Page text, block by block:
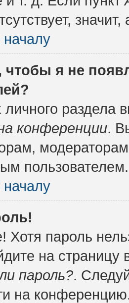
началу
чтобы я не
личного
конференции.
пользователем.
началу
Хотя пароль
на
пароль?.
на